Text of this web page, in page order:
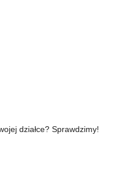
działce? Sprawdzimy!